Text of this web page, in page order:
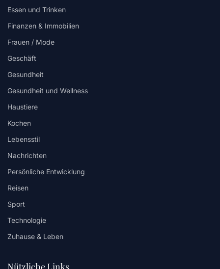
Essen und Trinken
Finanzen & Immobilien
Frauen / Mode
Geschäft
Gesundheit
Gesundheit und Wellness
Haustiere
Kochen
Lebensstil
Nachrichten
Persönliche Entwicklung
Reisen
Sport
Technologie
Zuhause & Leben
Nützliche Links